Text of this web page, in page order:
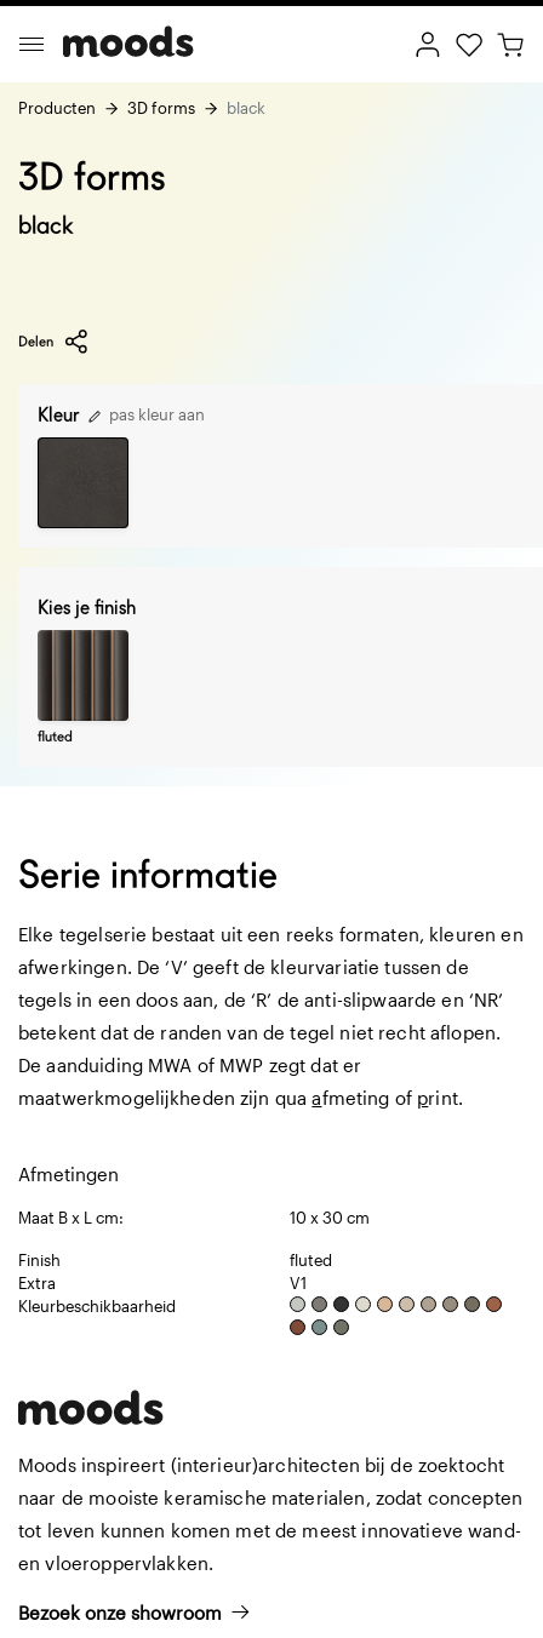
Minimalism
Producten 3D forms black
3D forms
black
Delen
Kleur pas kleur aan
Kies je finish
fluted
Serie informatie
Elke tegelserie bestaat uit een reeks formaten, kleuren en
afwerkingen. De ‘V’ geeft de kleurvariatie tussen de
tegels in een doos aan, de ‘R’ de anti-slipwaarde en ‘NR’
betekent dat de randen van de tegel niet recht aflopen.
De aanduiding MWA of MWP zegt dat er
maatwerkmogelijkheden zijn quaafmeting of print.
Afmetingen
Maat B x L cm: 10 x 30 cm
Finish
fluted
Extra
V1
Kleurbeschikbaarheid
Moods inspireert (interieur)architecten bij de zoektocht
naar de mooiste keramische materialen, zodat concepten
tot leven kunnen komen met de meest innovatieve wand-
en vloeroppervlakken.
Bezoek onze showroom